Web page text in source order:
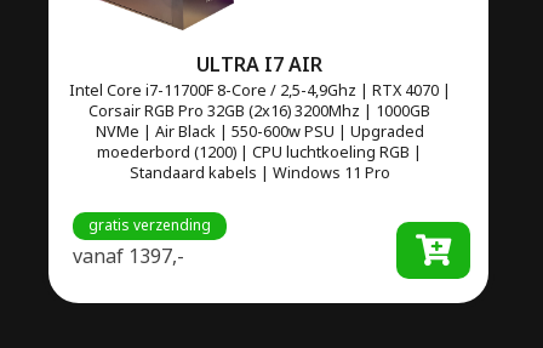
ULTRA I7 AIR
Intel Core i7-11700F 8-Core / 2,5-4,9Ghz | RTX 4070 |
Corsair RGB Pro 32GB (2x16) 3200Mhz | 1000GB
NVMe | Air Black | 550-600w PSU | Upgraded
moederbord (1200) | CPU luchtkoeling RGB |
Standaard kabels | Windows 11 Pro
gratis verzending
vanaf 1397,-